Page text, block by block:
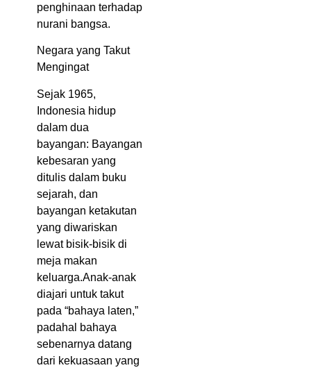
penghinaan terhadap
nurani bangsa.
Negara yang Takut
Mengingat
Sejak 1965,
Indonesia hidup
dalam dua
bayangan: Bayangan
kebesaran yang
ditulis dalam buku
sejarah, dan
bayangan ketakutan
yang diwariskan
lewat bisik-bisik di
meja makan
keluarga.Anak-anak
diajari untuk takut
pada “bahaya laten,”
padahal bahaya
sebenarnya datang
dari kekuasaan yang